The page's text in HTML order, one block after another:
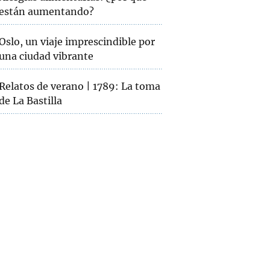
aumentando?
un viaje imprescindible por
ciudad vibrante
de verano | 1789: La toma
La Bastilla